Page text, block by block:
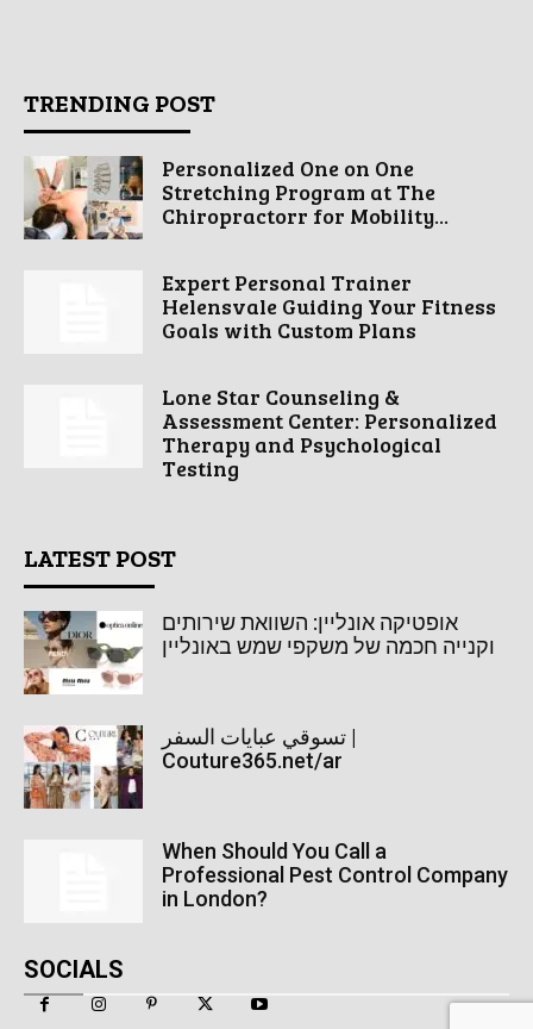
TRENDING POST
Personalized One on One
Stretching Program at The
Chiropractorr for Mobility...
Expert Personal Trainer
Helensvale Guiding Your Fitness
Goals with Custom Plans
Lone Star Counseling &
Assessment Center: Personalized
Therapy and Psychological
Testing
LATEST POST
אופטיקה אונליין: השוואת שירותים
וקנייה חכמה של משקפי שמש באונליין
تسوقي عبايات السفر |
Couture365.net/ar
When Should You Call a
Professional Pest Control Company
in London?
SOCIALS